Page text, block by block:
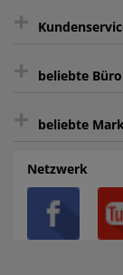
sicher
intelligentes
Sie können sich zu
+
Kontakt
FAQ
AGB
Datenschutz
Privatsphäre-
Über uns
+ beliebte
Aktenvernichter
Batterien
Bleistifte
Blöcke
Boardmarker
+ beliebte
Alco
Avery/Zweckform
Canon
Netzwerk